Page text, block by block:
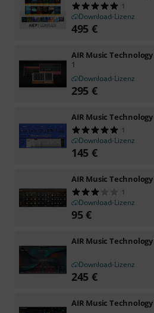
1
Download-Lizenz
495 €
AIR Music Technology
1
Download-Lizenz
295 €
AIR Music Technology
1
Download-Lizenz
145 €
AIR Music Technology
1
Download-Lizenz
95€
AIR Music Technology
Download-Lizenz
245 €
AIR Music Technology